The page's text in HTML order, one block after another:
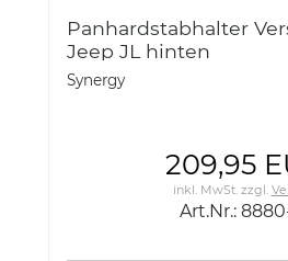
Panhardstabhalter
Jeep JL hinten
Synergy
209,95
inkl. MwSt.zzgl.
Art.Nr.: